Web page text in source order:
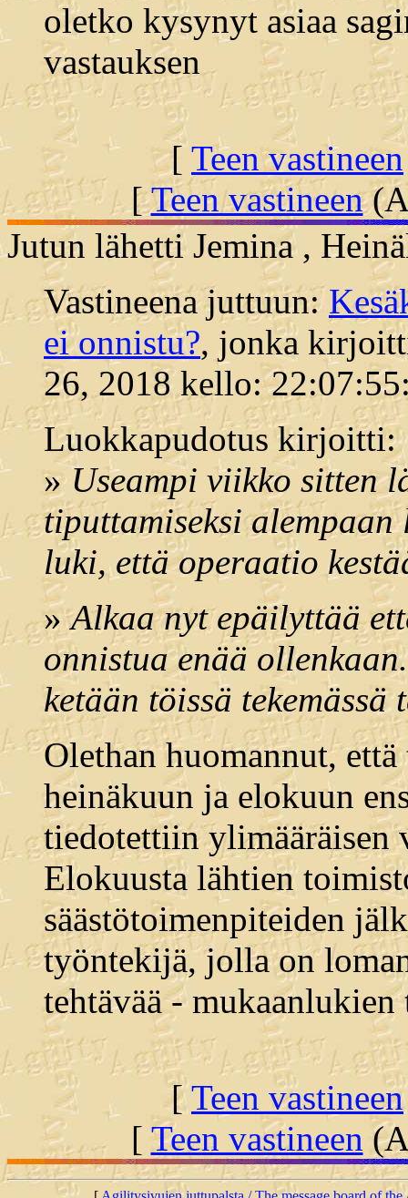
oletko kysynyt asiaa
vastauksen
[ Teen vastineen
[Teen vastineen
Jutun lähetti Jemina ,
Vastineena juttuun:
ei onnistu?, jonka
26, 2018 kello:
Luokkapudotus kirjoitti:
» Useampi viikko sitten
tiputtamiseksi
luki, että operaatio
»Alkaa nyt epäilyttää
onnistua enää
ketään töissä
Olethan huomannut,
heinäkuun ja elokuun
tiedotettiin ylimääräisen
Elokuusta lähtien
säästötoimenpiteiden
työntekijä, jolla on
tehtävää -
[Teen vastineen
[ Teen vastineen